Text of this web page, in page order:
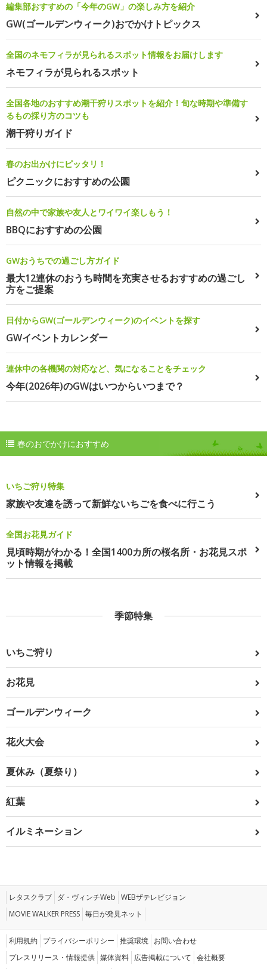
編集部おすすめの「今年のGW」の楽しみ方を紹介
GW(ゴールデンウィーク)おでかけトピックス
全国のネモフィラが見られるスポット情報をお届けします
ネモフィラが見られるスポット
全国各地のおすすめ潮干狩りスポットを紹介！旬な時期や準備す
るもの採り方のコツも
潮干狩りガイド
春のお出かけにピッタリ！
ピクニックにおすすめの公園
自然の中で家族や友人とワイワイ楽しもう！
BBQにおすすめの公園
GWおうちでの過ごし方ガイド
最大12連休のおうち時間を充実させるおすすめの過ごし
方をご提案
日付からGW(ゴールデンウィーク)のイベントを探す
GWイベントカレンダー
連休中の各機関の対応など、気になることをチェック
今年(2026年)のGWはいつからいつまで？
春のおでかけにおすすめ
いちご狩り特集
家族や友達を誘って新鮮ないちごを食べに行こう
全国お花見ガイド
見頃時期がわかる！全国1400カ所の桜名所・お花見スポ
ット情報を掲載
季節特集
いちご狩り
お花見
ゴールデンウィーク
花火大会
夏休み（夏祭り）
紅葉
イルミネーション
レタスクラブ ダ・ヴィンチWeb WEBザテレビジョン
MOVIE WALKER PRESS 毎日が発見ネット
利用規約 プライバシーポリシー 推奨環境 お問い合わせ
プレスリリース・情報提供 媒体資料 広告掲載について 会社概要